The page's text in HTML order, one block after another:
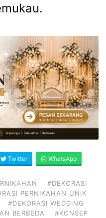
Twitter WhatsApp
#DEKORASI
PERNIKAHAN UNIK
#DEKORASI WEDDING
BERBEDA
#KONSEP